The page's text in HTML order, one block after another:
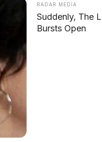
tertarik membeli pabrik
RADAR MEDIA
Suddenly, The
Bursts Open